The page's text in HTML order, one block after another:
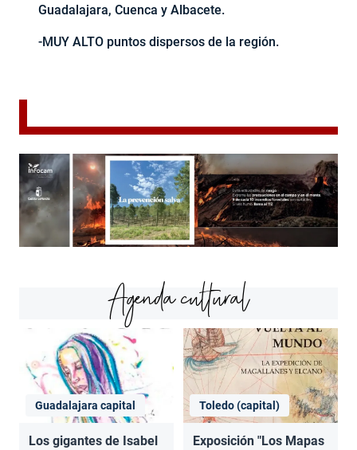
Guadalajara, Cuenca y Albacete.
-MUY ALTO puntos dispersos de la región.
Agenda cultural
Guadalajara capital
Los gigantes de Isabel
Toledo (capital)
Exposición "Los Mapas